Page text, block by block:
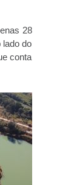
28
lado do
conta